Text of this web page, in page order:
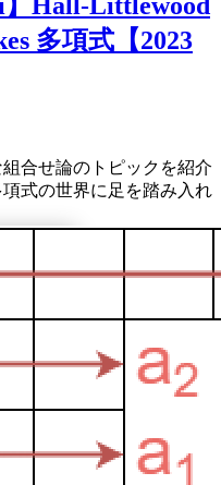
】Hall-Littlewood
多項式【2023
合せ論のトピックを紹介
式の世界に足を踏み入れ